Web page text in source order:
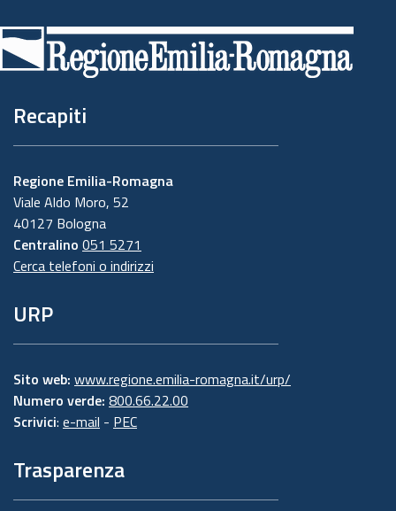
di
pagina
Recapiti
Regione Emilia-Romagna
Viale Aldo Moro, 52
40127 Bologna
Centralino 051 5271
Cerca telefoni o indirizzi
URP
Sito web: www.regione.emilia-romagna.it/urp/
Numero verde: 800.66.22.00
Scrivici: e-mail - PEC
Trasparenza